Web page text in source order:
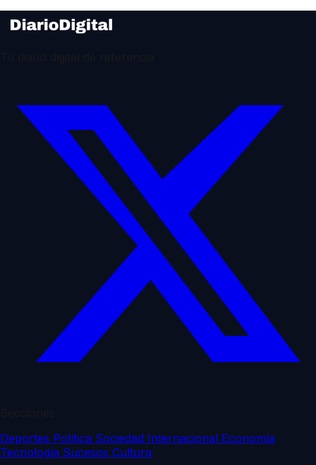
Deportes Política Sociedad Internacional Economía
Tecnología Sucesos Cultura